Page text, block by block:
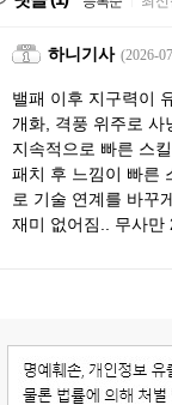
하니기사 (2026-
밸패 이후 지구력이
개화, 격풍 위주로 사
지속적으로 빠른 스
패치 후 느낌이 빠른
로 기술 연계를 바꾸
재미 없어짐.. 무사만